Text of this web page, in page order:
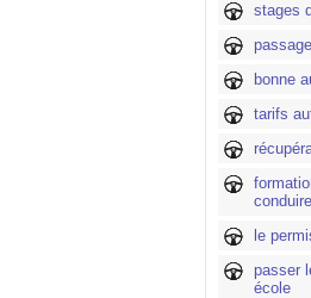
stages
bonne
tarifs
conduire
le
passer
école